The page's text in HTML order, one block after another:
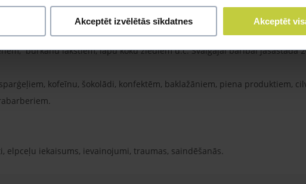
Akceptēt izvēlētās sīkdatnes Akceptēt
sēpiju un granti.
zaļajām pupiņām, tomātiem un kabačiem, banāniem, āboliem,
burkānu lakstiem, lapu koku ziediem u.c. Svaigajai barībai jāsastāda
kofeīnu, šokolādi, konfektēm, baklažāniem, piena produktiem,
elpceļu iekaisums, ievainojumi, traumas, saindēšanās.